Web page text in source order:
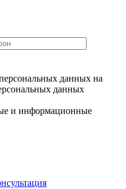
данных на
данных
и информационные